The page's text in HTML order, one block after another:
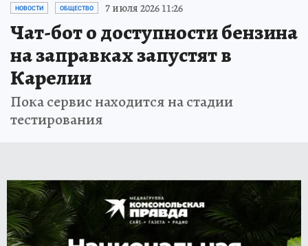
НОВОСТИ ОБЩЕСТВО 7 июля 2026 11:26
Чат-бот о доступности бензина
на заправках запустят в
Карелии
Пока сервис находится на стадии
тестирования